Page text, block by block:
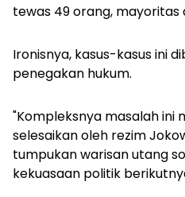
tewas 49 orang, mayoritas
Ironisnya, kasus-kasus ini
penegakan hukum.
"Kompleksnya masalah ini
selesaikan oleh rezim
tumpukan warisan utang
kekuasaan politik